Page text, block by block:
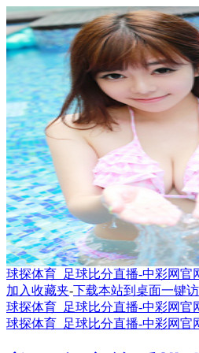
球探体育_足球比分直播-中彩网官
加入收藏夹-下载本站到桌面一键
球探体育_足球比分直播-中彩网官
球探体育_足球比分直播-中彩网官